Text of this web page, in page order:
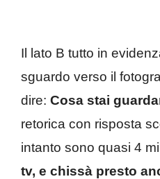
Il lato B tutto in
sguardo verso il
dire: Cosa stai
retorica con risposta
intanto sono quasi 4
tv, e chissà presto